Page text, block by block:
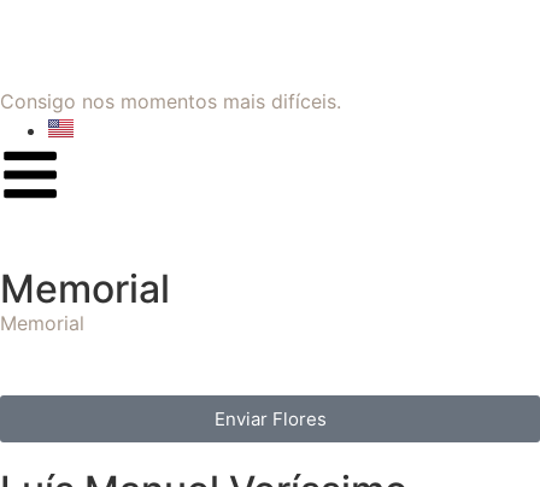
Consigo nos momentos mais difíceis.
Memorial
Memorial
Enviar Flores